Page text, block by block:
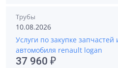
Трубы
10.08.2026
Услуги по закупке запчастей
автомобиля renault logan
37 960 ₽